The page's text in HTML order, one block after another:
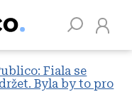
Fiala se
Byla by to pro